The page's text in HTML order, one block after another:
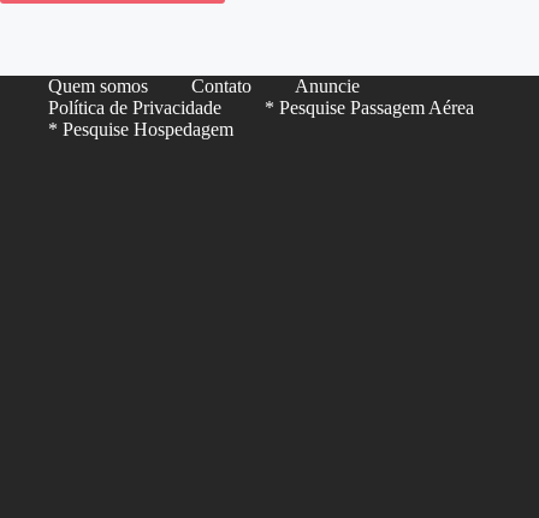
Quem somos Contato
Anuncie
Política de Privacidade
* Pesquise Passagem Aérea
* Pesquise Hospedagem